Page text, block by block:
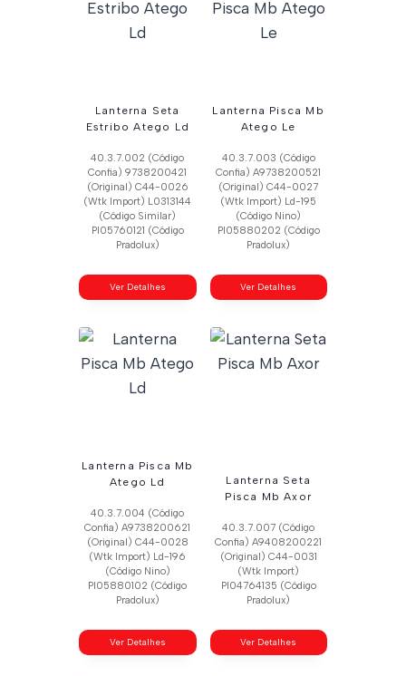
Lanterna Seta
Estribo Atego Ld
40.3.7.002 (Código
Confia) 9738200421
(Original) C44-0026
(Wtk Import) L0313144
(Código Similar)
Pl05760121 (Código
Pradolux)
Ver Detalhes
Lanterna Pisca Mb
Atego Le
40.3.7.003 (Código
Confia) A9738200521
(Original) C44-0027
(Wtk Import) Ld-195
(Código Nino)
Pl05880202 (Código
Pradolux)
Ver Detalhes
Lanterna Pisca Mb
Atego Ld
40.3.7.004 (Código
Confia) A9738200621
(Original) C44-0028
(Wtk Import) Ld-196
(Código Nino)
Pl05880102 (Código
Pradolux)
Ver Detalhes
Lanterna Seta
Pisca Mb Axor
40.3.7.007 (Código
Confia) A9408200221
(Original) C44-0031
(Wtk Import)
Pl04764135 (Código
Pradolux)
Ver Detalhes